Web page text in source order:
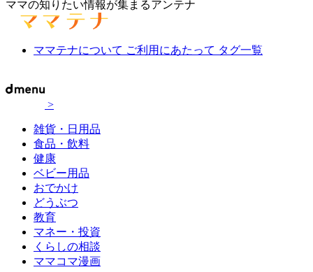
ママの知りたい情報が集まるアンテナ
ママテナについて ご利用にあたって タグ一覧
>
雑貨・日用品
食品・飲料
健康
ベビー用品
おでかけ
どうぶつ
教育
マネー・投資
くらしの相談
ママコマ漫画